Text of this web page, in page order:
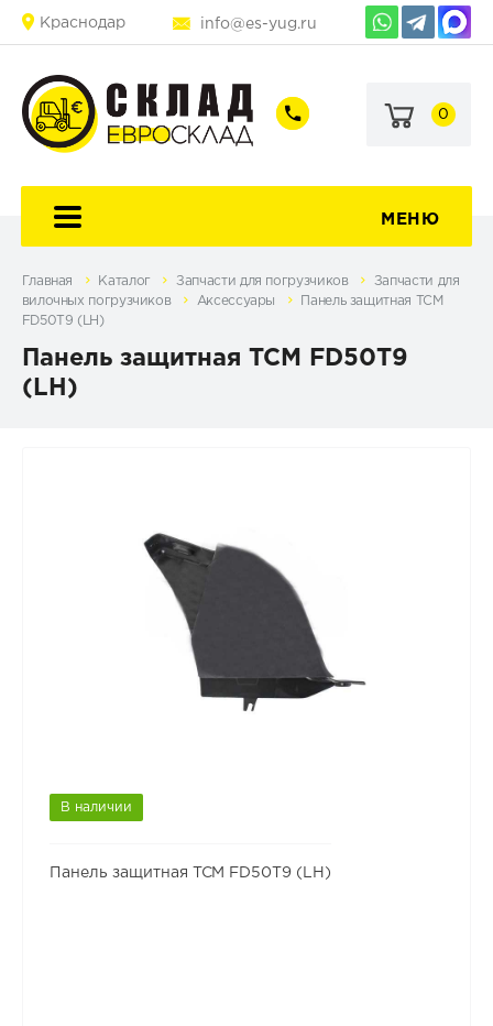
Краснодар info@es-yug.ru
+7
60-
+7
69-
0
МЕНЮ
Главная Каталог Запчасти для погрузчиков
Запчасти для
вилочных погрузчиков
Аксессуары
Панель защитная TCM
FD50T9 (LH)
Панель защитная TCM FD50T9
(LH)
В наличии
Панель защитная TCM FD50T9 (LH)